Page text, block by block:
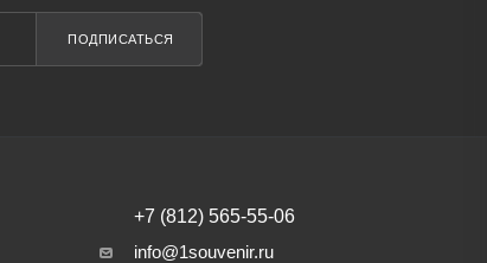
ПОДПИСАТЬСЯ
+7 (812) 565-55-06
info@1souvenir.ru